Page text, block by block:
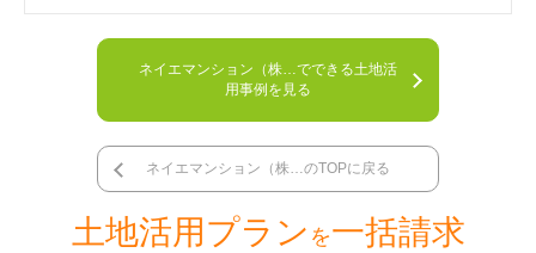
もご希望通りに設計が可能です。
ネイエマンション（株…のTOPに戻る
ネイエマンション（株…でできる土地活
用事例を見る
土地活用プラン を一括請求